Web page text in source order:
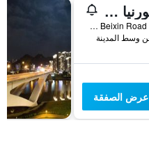
نيو كاليفورنيا هوتل
No.1 Sec 1 Beixin Road Xindian City, اكسينديان, تايوان
عرض الصفقة